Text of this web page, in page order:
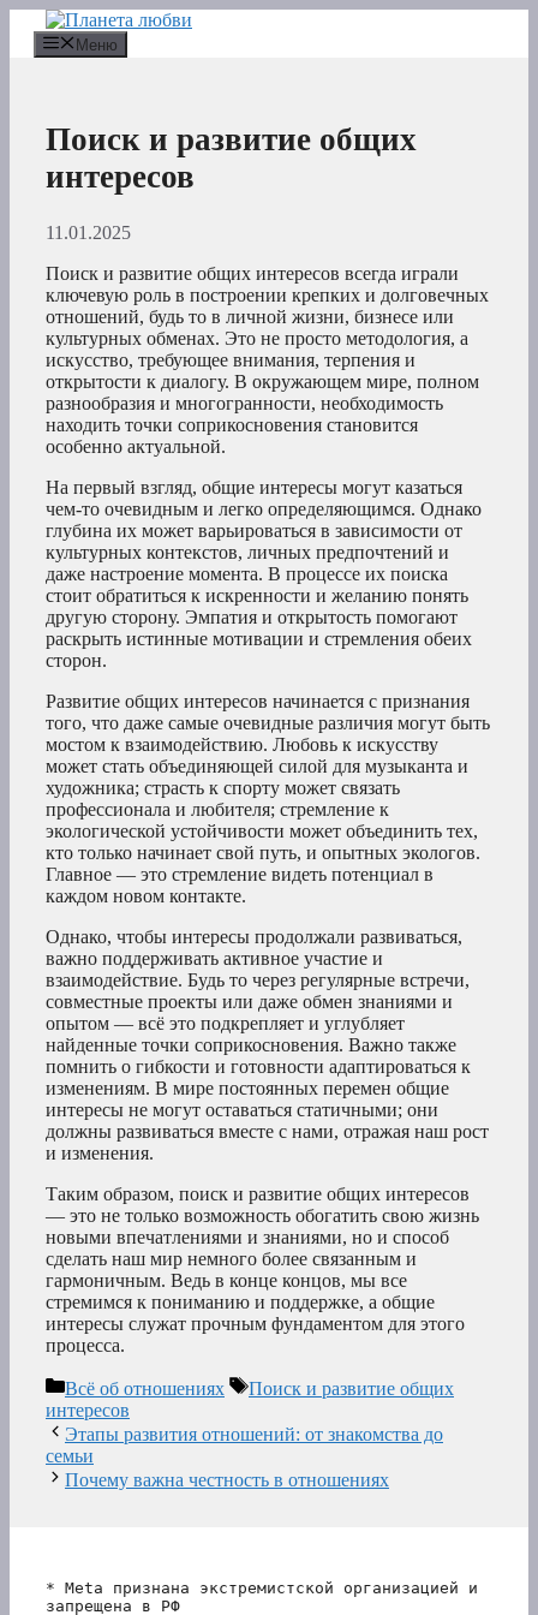
Перейти
содержимому
Меню
Поиск и развитие общих
интересов
11.01.2025
Поиск и развитие общих интересов всегда играли
ключевую роль в построении крепких и долговечных
отношений, будь то в личной жизни, бизнесе или
культурных обменах. Это не просто методология, а
искусство, требующее внимания, терпения и
открытости к диалогу. В окружающем мире, полном
разнообразия и многогранности, необходимость
находить точки соприкосновения становится
особенно актуальной.
На первый взгляд, общие интересы могут казаться
чем-то очевидным и легко определяющимся. Однако
глубина их может варьироваться в зависимости от
культурных контекстов, личных предпочтений и
даже настроение момента. В процессе их поиска
стоит обратиться к искренности и желанию понять
другую сторону. Эмпатия и открытость помогают
раскрыть истинные мотивации и стремления обеих
сторон.
Развитие общих интересов начинается с признания
того, что даже самые очевидные различия могут быть
мостом к взаимодействию. Любовь к искусству
может стать объединяющей силой для музыканта и
художника; страсть к спорту может связать
профессионала и любителя; стремление к
экологической устойчивости может объединить тех,
кто только начинает свой путь, и опытных экологов.
Главное — это стремление видеть потенциал в
каждом новом контакте.
Однако, чтобы интересы продолжали развиваться,
важно поддерживать активное участие и
взаимодействие. Будь то через регулярные встречи,
совместные проекты или даже обмен знаниями и
опытом — всё это подкрепляет и углубляет
найденные точки соприкосновения. Важно также
помнить о гибкости и готовности адаптироваться к
изменениям. В мире постоянных перемен общие
интересы не могут оставаться статичными; они
должны развиваться вместе с нами, отражая наш рост
и изменения.
Таким образом, поиск и развитие общих интересов
— это не только возможность обогатить свою жизнь
новыми впечатлениями и знаниями, но и способ
сделать наш мир немного более связанным и
гармоничным. Ведь в конце концов, мы все
стремимся к пониманию и поддержке, а общие
интересы служат прочным фундаментом для этого
процесса.
Рубрики
Всё об отношениях Метки
Поиск и развитие общих
интересов
Этапы развития отношений: от знакомства до
семьи
Почему важна честность в отношениях
* Meta признана экстремистской организацией и
запрещена в РФ